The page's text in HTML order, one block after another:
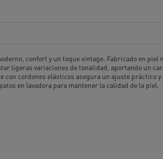
confort y un toque vintage. Fabricado en
ligeras variaciones de tonalidad, aportando un
cordones elásticos asegura un ajuste práctico
en lavadora para mantener la calidad de la piel.